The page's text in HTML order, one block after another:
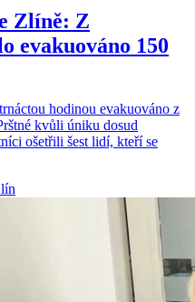
Zlíně: Z
evakuováno 150
hodinou evakuováno z
kvůli úniku dosud
ošetřili šest lidí, kteří se